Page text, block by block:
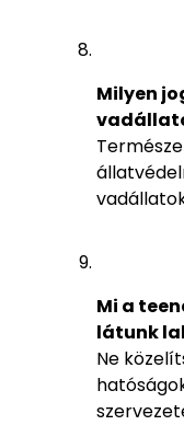
Milyen
Mi a
látunk
Ne